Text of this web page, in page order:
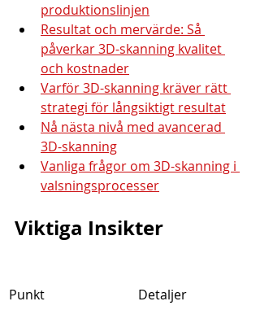
produktionslinjen
Resultat och mervärde: Så
påverkar 3D-skanning kvalitet
och kostnader
Varför 3D-skanning kräver rätt
strategi för långsiktigt resultat
Nå nästa nivå med avancerad
3D-skanning
Vanliga frågor om 3D-skanning i
valsningsprocesser
Viktiga Insikter
Punkt
Detaljer